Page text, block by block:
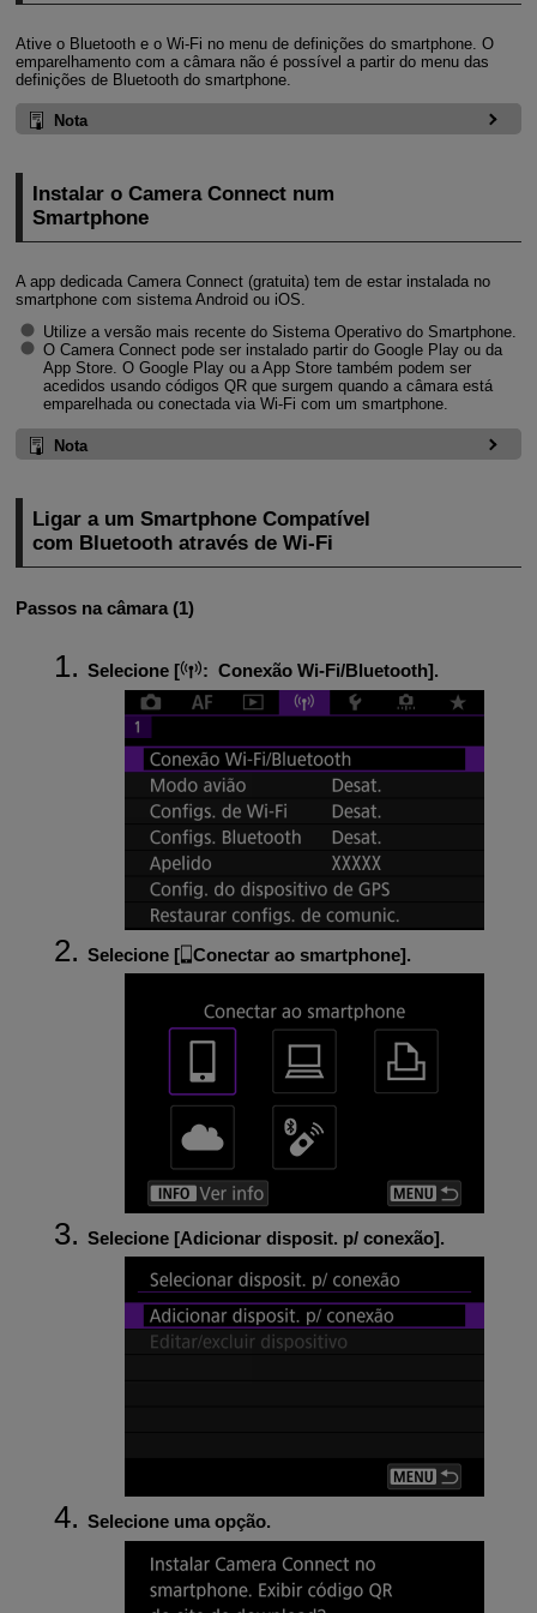
Ative o Bluetooth e o Wi-Fi no menu de definições do smartphone. O
emparelhamento com a câmara não é possível a partir do menu das
definições de Bluetooth do smartphone.
Nota
Instalar o Camera Connect num
Smartphone
A app dedicada Camera Connect (gratuita) tem de estar instalada no
smartphone com sistema Android ou iOS.
Utilize a versão mais recente do Sistema Operativo do Smartphone.
O Camera Connect pode ser instalado partir do Google Play ou da
App Store. O Google Play ou a App Store também podem ser
acedidos usando códigos QR que surgem quando a câmara está
emparelhada ou conectada via Wi-Fi com um smartphone.
Nota
Ligar a um Smartphone Compatível
com Bluetooth através deWi-Fi
Passos na câmara (1)
Selecione [ : Conexão Wi-Fi/Bluetooth].
Selecione [ Conectar ao smartphone].
Selecione [Adicionar disposit. p/ conexão].
Selecione uma opção.